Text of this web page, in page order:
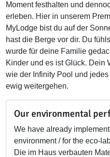
Moment festhalten und
erleben. Hier in unserem
MyLodge bist du auf der
hast die Berge vor dir. Du
wurde für deine Familie
Kinder und es ist Glück. Dein
wie der Infinity Pool und
ewig weitergehen.
Our environmental
We have already
environment / for the eco-
Die im Haus verbauten